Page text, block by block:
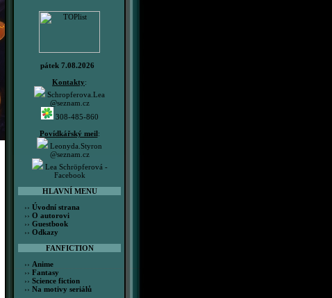
pátek 7.08.2026
Kontakty:
Schropferova.Lea
@seznam.cz
308-485-860
Povídkářský meil:
Leonyda.Styron
@seznam.cz
Lea Schröpferová -
Facebook
HLAVNÍ MENU
›› Úvodní strana
›› O autorovi
›› Guestbook
›› Odkazy
FANFICTION
›› Anime
›› Fantasy
›› Science fiction
›› Na motivy seriálů